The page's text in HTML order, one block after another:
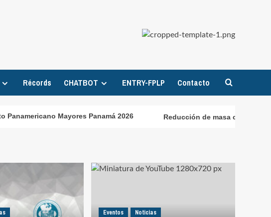
Récords CHATBOT ENTRY-FPLP Contacto
Mayores Panamá 2026 Reducción de masa corporal
Eventos Noticias